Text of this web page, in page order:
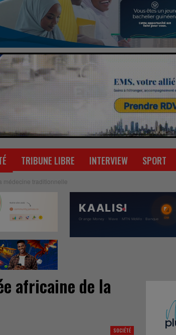
TRIBUNE LIBRE INTERVIEW SPORT
médecine traditionnelle
africaine de la
SOCIÉTÉ